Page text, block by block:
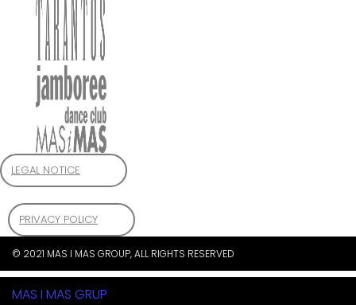
LEGAL NOTICE
PRIVACY POLICY
© 2021 MAS I MAS GROUP, ALL RIGHTS RESERVED
MAS I MAS GRUP